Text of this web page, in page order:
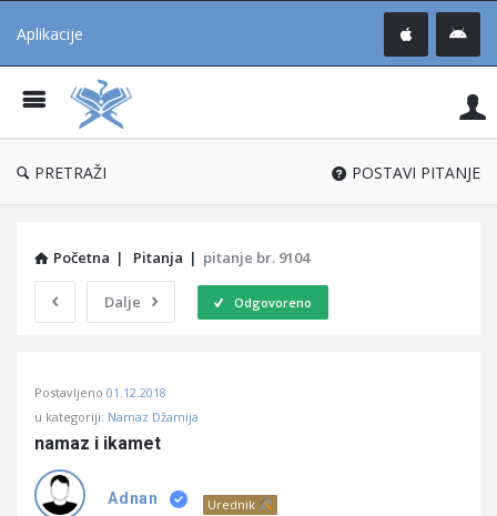
Aplikacije
®
PRETRAŽI POSTAVI PITANJE
Početna | Pitanja | pitanje br. 9104
Dalje Odgovoreno
Učene
Latest
Pitanja
Postavljeno 01.12.2018
u kategoriji: Namaz Džamija
namaz i ikamet
Adnan Urednik